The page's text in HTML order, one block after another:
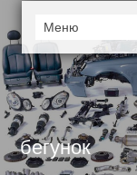
бегунок